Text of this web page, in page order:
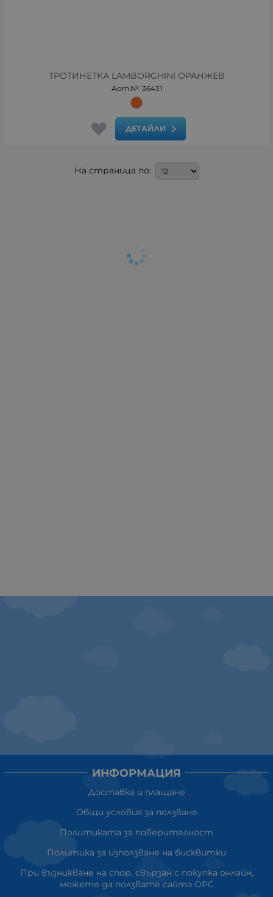
ТРОТИНЕТКА LAMBORGHINI ОРАНЖЕВ
Арт.№: 36431
ДЕТАЙЛИ
На страница по:
ИНФОРМАЦИЯ
Доставка и плащане
Общи условия за ползване
Политиката за поверителност
Политика за използване на бисквитки
При възникване на спор, свързан с покупка онлайн,
можете да ползвате сайта ОРС